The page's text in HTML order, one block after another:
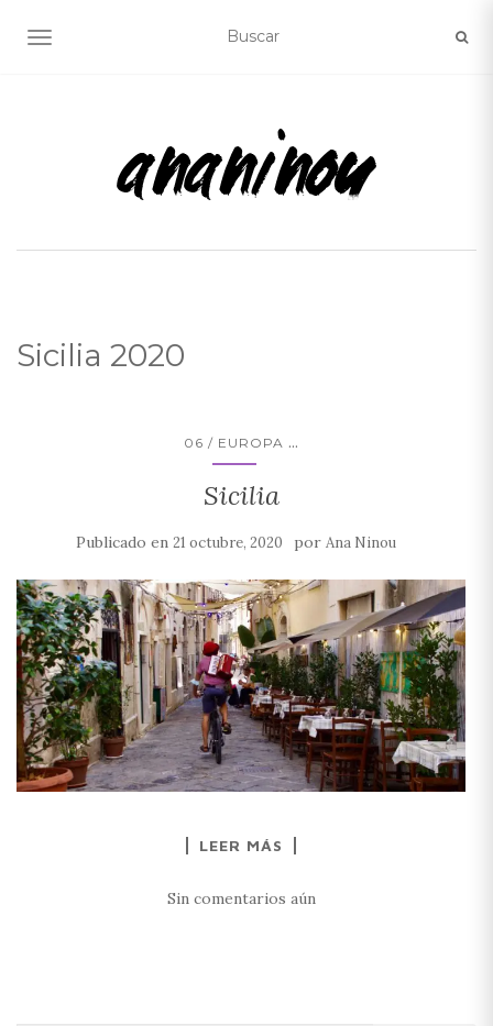
ALTERNAR NAVEGACIÓN
Sicilia 2020
06 / EUROPA ...
Sicilia
Publicado en 21 octubre, 2020 por Ana Ninou
LEER MÁS
Sin comentarios aún